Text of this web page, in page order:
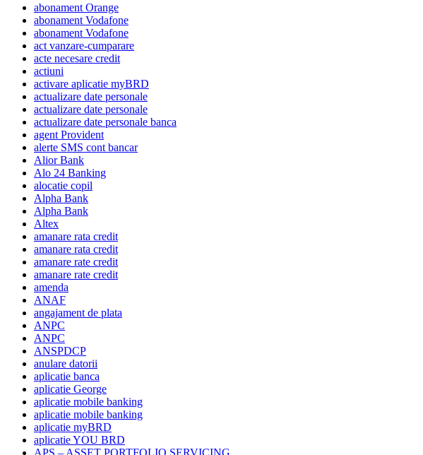
abonament Orange
abonament Vodafone
abonament Vodafone
act vanzare-cumparare
acte necesare credit
actiuni
activare aplicatie myBRD
actualizare date personale
actualizare date personale
actualizare date personale banca
agent Provident
alerte SMS cont bancar
Alior Bank
Alo 24 Banking
alocatie copil
Alpha Bank
Alpha Bank
Altex
amanare rata credit
amanare rata credit
amanare rate credit
amanare rate credit
amenda
ANAF
angajament de plata
ANPC
ANPC
ANSPDCP
anulare datorii
aplicatie banca
aplicatie George
aplicatie mobile banking
aplicatie mobile banking
aplicatie myBRD
aplicatie YOU BRD
APS – ASSET PORTFOLIO SERVICING